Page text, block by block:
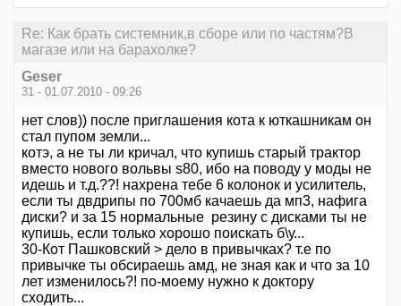
Re: Как брать системник,в сборе или по частям?В
магазе или на барахолке?
Geser
31 - 01.07.2010 - 09:26
нет слов)) после приглашения кота к юткашникам он
стал пупом земли...
котэ, а не ты ли кричал, что купишь старый трактор
вместо нового вольвы s80, ибо на поводу у моды не
идешь и т.д.??! нахрена тебе 6 колонок и усилитель,
если ты двдрипы по 700мб качаешь да мп3, нафига
диски? и за 15 нормальные резину с дисками ты не
купишь, если только хорошо поискать б\у...
30-Кот Пашковский > дело в привычках? т.е по
привычке ты обсираешь амд, не зная как и что за 10
лет изменилось?! по-моему нужно к доктору
сходить...